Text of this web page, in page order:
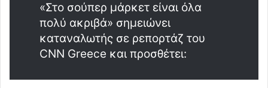
«Στο σούπερ μάρκετ είναι όλα
πολύ ακριβά» σημειώνει
καταναλωτής σε ρεπορτάζ του
CNN Greece και προσθέτει: